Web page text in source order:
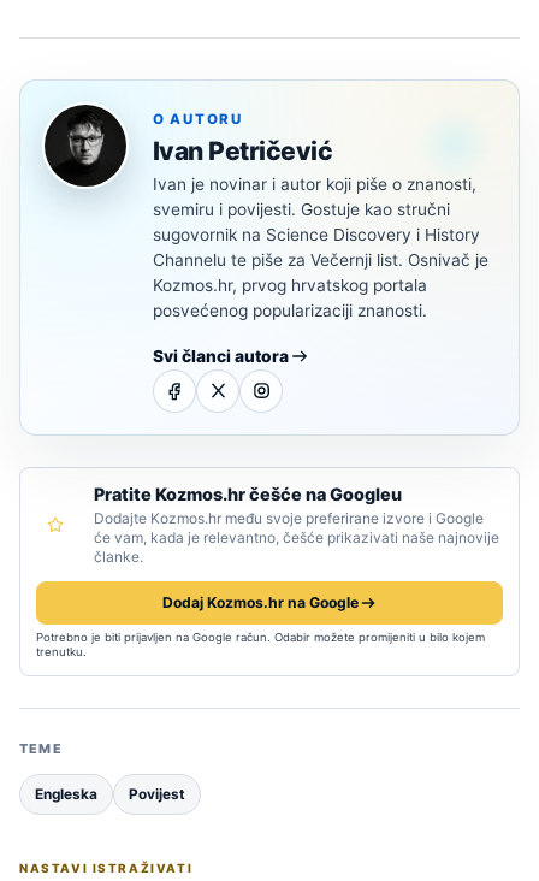
O AUTORU
Ivan Petričević
Ivan je novinar i autor koji piše o znanosti,
svemiru i povijesti. Gostuje kao stručni
sugovornik na Science Discovery i History
Channelu te piše za Večernji list. Osnivač je
Kozmos.hr, prvog hrvatskog portala
posvećenog popularizaciji znanosti.
Svi članci autora
Pratite Kozmos.hr češće na Googleu
Dodajte Kozmos.hr među svoje preferirane izvore i Google
će vam, kada je relevantno, češće prikazivati naše najnovije
članke.
Dodaj Kozmos.hr na Google
Potrebno je biti prijavljen na Google račun. Odabir možete promijeniti u bilo kojem
trenutku.
TEME
Engleska Povijest
NASTAVI ISTRAŽIVATI